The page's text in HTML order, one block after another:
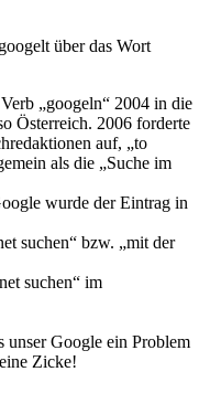
über das Wort
„googeln“ 2004 in die
Österreich. 2006 forderte
auf, „to
als die „Suche im
wurde der Eintrag in
suchen“ bzw. „mit der
suchen“ im
unser Google ein Problem
Zicke!